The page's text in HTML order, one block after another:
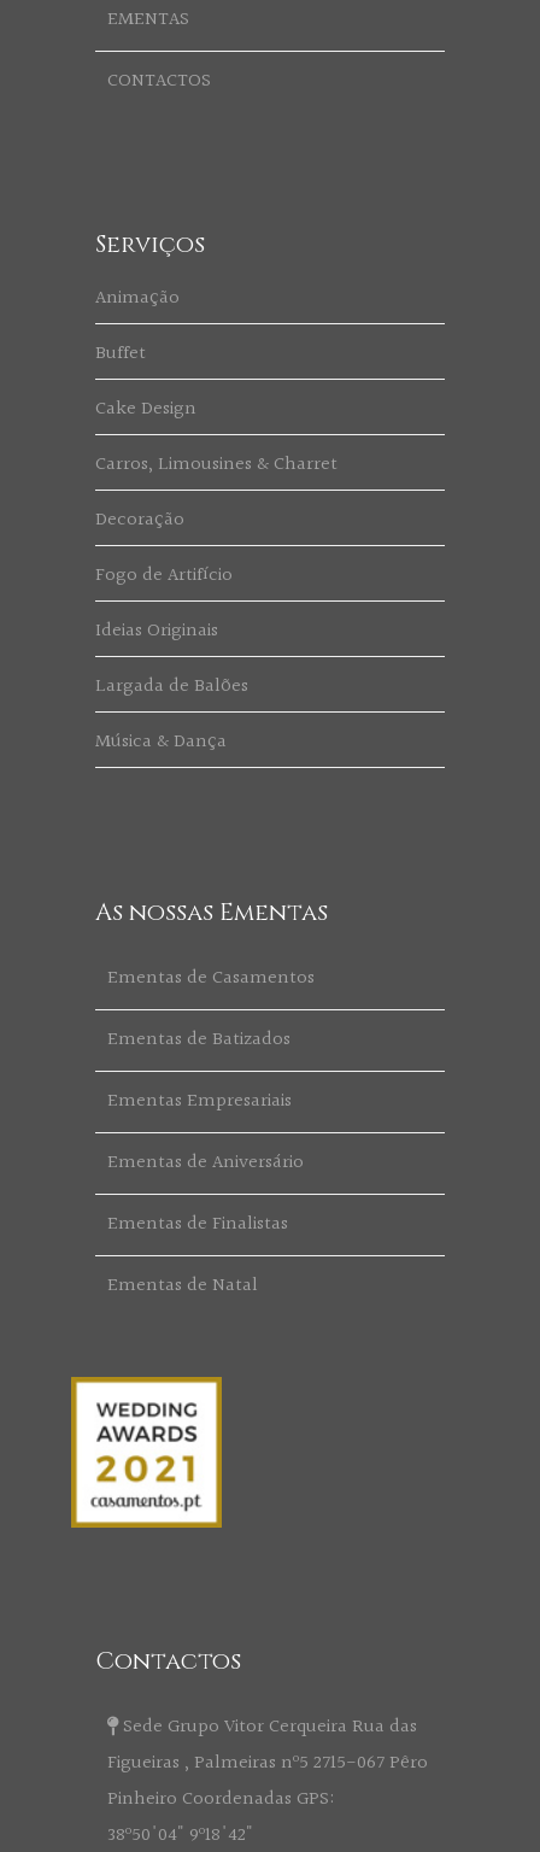
EMENTAS
CONTACTOS
Serviços
Animação
Buffet
Cake Design
Carros, Limousines & Charret
Decoração
Fogo de Artifício
Ideias Originais
Largada de Balões
Música & Dança
As nossas Ementas
Ementas de Casamentos
Ementas de Batizados
Ementas Empresariais
Ementas de Aniversário
Ementas de Finalistas
Ementas de Natal
Contactos
Sede Grupo Vitor Cerqueira Rua das
Figueiras , Palmeiras nº5 2715-067 Pêro
Pinheiro Coordenadas GPS:
38º50'04" 9º18'42"